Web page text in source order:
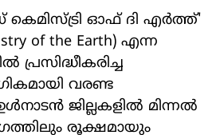
ഓഫ് ദി എർത്ത്'
of the Earth) എന്ന
വരണ്ട
ജില്ലകളിൽ മിന്നൽ
രൂക്ഷമായും